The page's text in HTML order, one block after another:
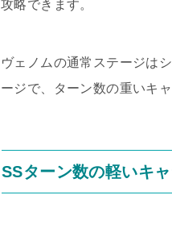
攻略できます。
ヴェノムの通常ステージは
ージで、ターン数の重いキ
SSターン数の軽いキ